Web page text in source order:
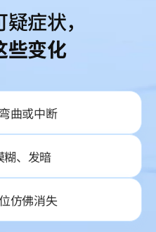
症状，
些变化
曲或中断
糊、发暗
仿佛消失